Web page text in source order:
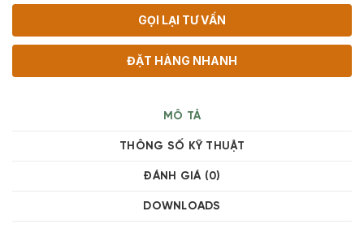
GỌI LẠI TƯ VẤN
ĐẶT HÀNG NHANH
MÔ TẢ
THÔNG SỐ KỸ THUẬT
ĐÁNH GIÁ (0)
DOWNLOADS